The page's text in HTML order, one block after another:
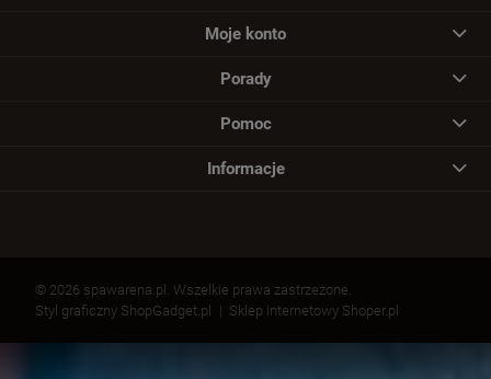
Moje konto
Porady
Pomoc
Informacje
© 2026 spawarena.pl. Wszelkie prawa zastrzeżone.
Styl graficzny ShopGadget.pl
Sklep internetowy Shoper.pl